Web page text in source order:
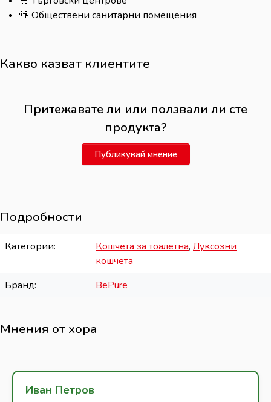
🚻 Обществени санитарни помещения
Какво казват клиентите
Притежавате ли или ползвали ли сте
продукта?
Публикувай мнение
Подробности
Категории Кошчета за тоалетна, Луксозни
кошчета
Бранд
BePure
Мнения от хора
Иван Петров